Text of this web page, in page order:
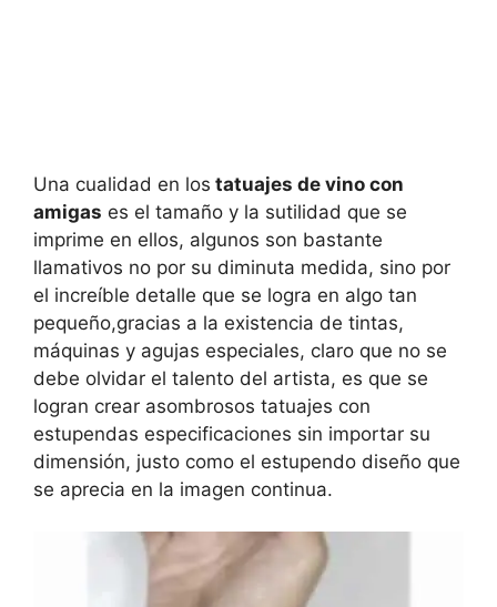
Una cualidad en los tatuajes de vino con
amigas es el tamaño y la sutilidad que se
imprime en ellos, algunos son bastante
llamativos no por su diminuta medida, sino por
el increíble detalle que se logra en algo tan
pequeño,gracias a la existencia de tintas,
máquinas y agujas especiales, claro que no se
debe olvidar el talento del artista, es que se
logran crear asombrosos tatuajes con
estupendas especificaciones sin importar su
dimensión, justo como el estupendo diseño que
se aprecia en la imagen continua.